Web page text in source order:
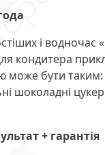
і водночас
кондитера
може бути
шоколадні
+ гарантія